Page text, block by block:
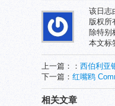
该日志
版权所
除特别
本文标
上一篇：： 西伯利亚
下一篇： 红嘴鸥
相关文章